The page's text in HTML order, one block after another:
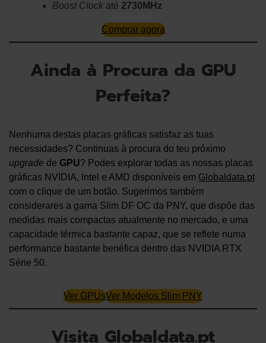
Boost Clock até 2730MHz
Comprar agora
Ainda à Procura da GPU
Perfeita?
Nenhuma destas placas gráficas satisfaz as tuas
necessidades? Continuas à procura do teu próximo
upgrade de GPU? Podes explorar todas as nossas placas
gráficas NVIDIA, Intel e AMD disponíveis em Globaldata.pt
com o clique de um botão. Sugerimos também
considerares a gama Slim DF OC da PNY, que dispõe das
medidas mais compactas atualmente no mercado, e uma
capacidade térmica bastante capaz, que se reflete numa
performance bastante benéfica dentro das NVIDIA RTX
Série 50.
Ver GPUsVer Modelos Slim PNY
Visita Globaldata.pt